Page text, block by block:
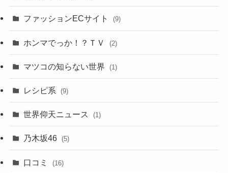
ファッションECサイト (9)
ホンマでっか！？ＴＶ (2)
マツコの知らない世界 (1)
レシピ系 (9)
世界仰天ニュース (1)
乃木坂46 (5)
口コミ (16)